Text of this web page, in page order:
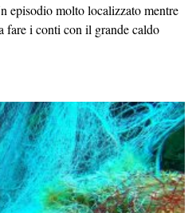
episodio molto localizzato mentre
fare i conti con il grande caldo